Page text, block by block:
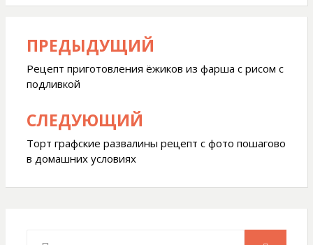
Навигация
по
записям
ПРЕДЫДУЩИЙ
Рецепт приготовления ёжиков из фарша с рисом с
подливкой
СЛЕДУЮЩИЙ
Торт графские развалины рецепт с фото пошагово
в домашних условиях